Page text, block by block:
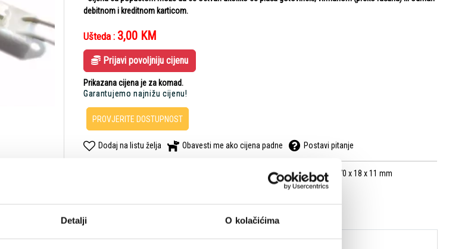
Detalji O kolačićima
debitnom i kreditnom karticom.
Ušteda : 3,00 KM
Prijavi povoljniju cijenu
Prikazana cijena je za komad.
Garantujemo najnižu cijenu!
PROVJERITE DOSTUPNOST
Dodaj na listu želja Obavesti me ako cijena padne Postavi pitanje
Vodootporne 3 led diode u jednom modulu12V DC. Snaga: 1.2 WDimenzije: 70 x 18 x 11 mm